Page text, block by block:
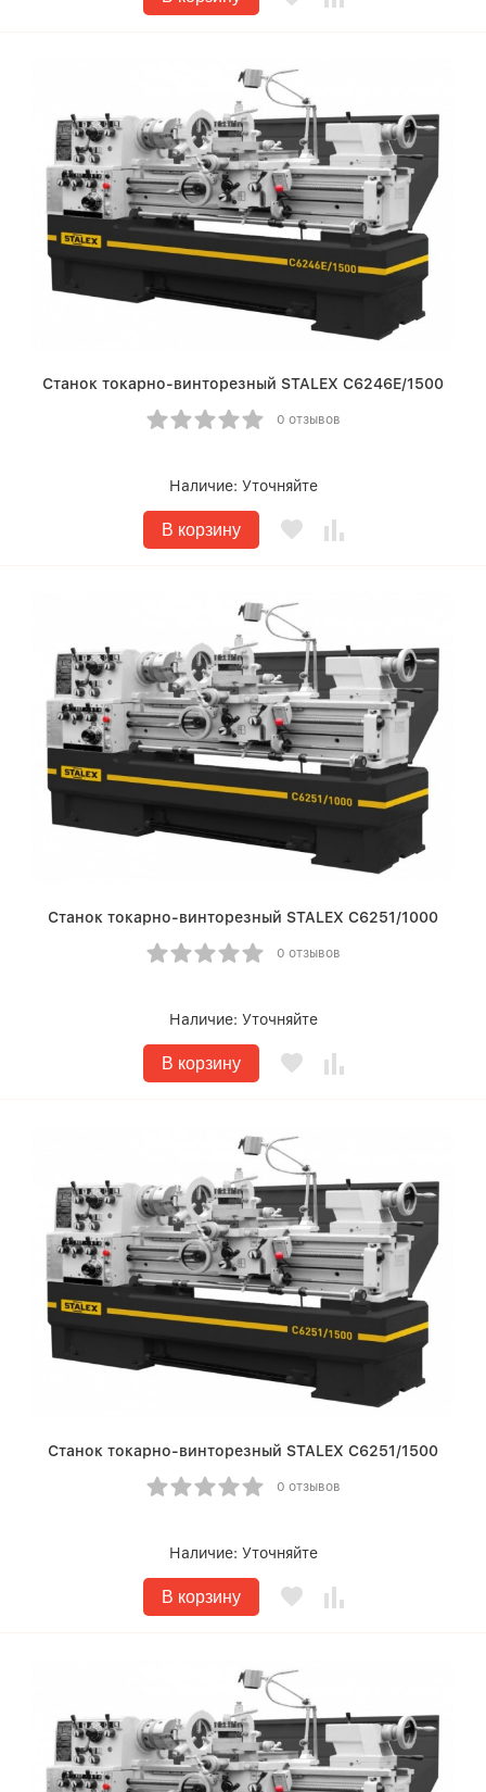
Станок токарно-винторезный STALEX C6246E/1500
0 отзывов
Наличие: Уточняйте
В корзину
Станок токарно-винторезный STALEX C6251/1000
0 отзывов
Наличие: Уточняйте
В корзину
Станок токарно-винторезный STALEX C6251/1500
0 отзывов
Наличие: Уточняйте
В корзину